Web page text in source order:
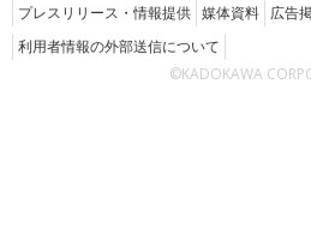
プレスリリース・情報提供 媒体資料 広告
利用者情報の外部送信について
©KADOKAWA